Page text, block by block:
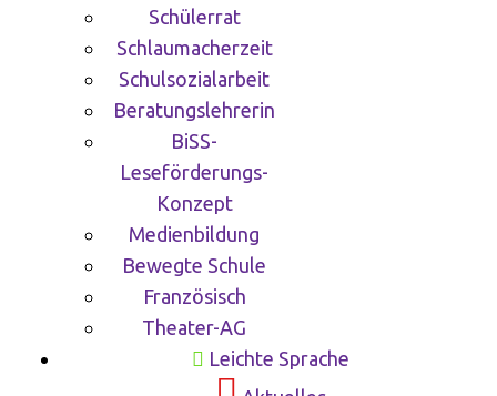
Schülerrat
Schlaumacherzeit
Schulsozialarbeit
Beratungslehrerin
BiSS-
Leseförderungs-
Konzept
Medienbildung
Bewegte Schule
Französisch
Theater-AG
Leichte Sprache